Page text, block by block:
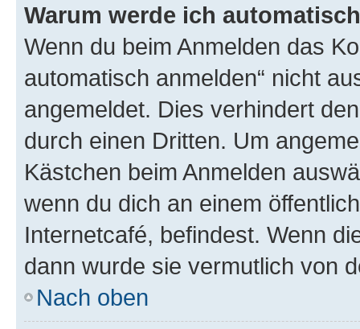
Warum werde ich
Wenn du beim Anmelden das
automatisch anmelden“ nicht
angemeldet. Dies verhindert
durch einen Dritten. Um
Kästchen beim Anmelden
wenn du dich an einem
Internetcafé, befindest. Wenn
dann wurde sie vermutlich von
Nach oben